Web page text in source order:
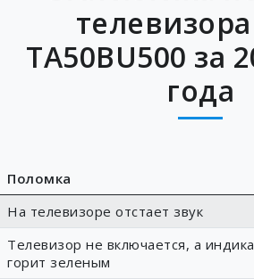
телевизора
TA50BU500 за
года
Поломка
На телевизоре отстает звук
Телевизор не включается, а
горит зеленым